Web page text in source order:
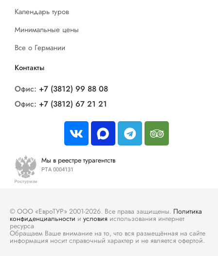
Календарь туров
Минимальные цены
Все о Германии
Контакты
Офис: +7 (3812) 99 88 08
Офис: +7 (3812) 67 21 21
Мы в реестре турагентств
РТА 0004131
© ООО «ЕвроТУР» 2001-2026. Все права защищены. Политика
конфиденциальности и условия использования интернет
ресурса
Обращаем Ваше внимание на то, что вся размещённая на сайте
информация носит справочный характер и не является офертой.